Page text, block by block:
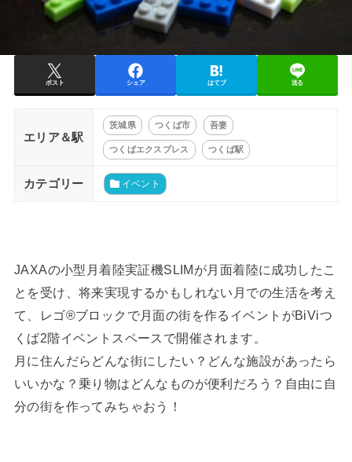
ポスト シェア はてブ 送る
エリア＆駅
茨城県 つくば市 吾妻
つくばエクスプレス つくば駅
カテゴリー イベント
JAXAの小型月着陸実証機SLIMが月面着陸に成功したこ
とを受け、将来実現するかもしれない月での生活を考え
て、レゴ®ブロックで月面の街を作るイベントがBiViつ
くば2階イベントスペースで開催されます。
月に住んだらどんな街にしたい？どんな施設があったら
いいかな？乗り物はどんなものが便利だろう？自由に自
分の街を作ってみちゃおう！